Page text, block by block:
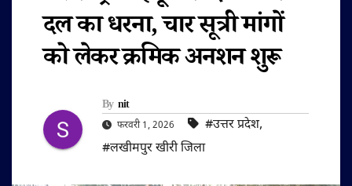
दल का धरना, चार सूत्री मांगों
को लेकर क्रमिक अनशन शुरू
By nit
फरवरी 1, 2026 #उत्तर प्रदेश,
#लखीमपुर खीरी जिला